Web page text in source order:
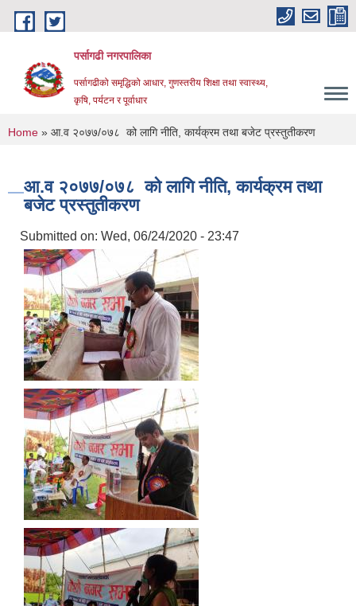
Skip to main content
पर्सागढी नगरपालिका
पर्सागढीको समृद्धिको आधार, गुणस्तरीय शिक्षा तथा स्वास्थ्य,
कृषि, पर्यटन र पूर्वाधार
You are here
Home » आ.व २०७७/०७८ को लागि नीति, कार्यक्रम तथा बजेट प्रस्तुतीकरण
आ.व २०७७/०७८ को लागि नीति, कार्यक्रम तथा
बजेट प्रस्तुतीकरण
Submitted on: Wed, 06/24/2020 - 23:47